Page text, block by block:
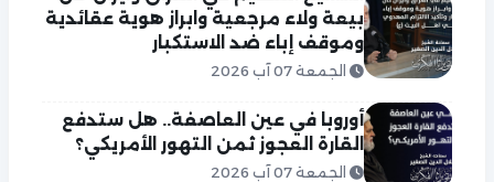
بيعة ولاء مرجعية وابراز هوية عقائدية
وموقف إباء ضد الاستكبار
الجمعة 07 آب 2026
أوروبا في عين العاصفة.. هل ستدفع
القارة العجوز ثمن التهور الأمريكي؟
الجمعة 07 آب 2026